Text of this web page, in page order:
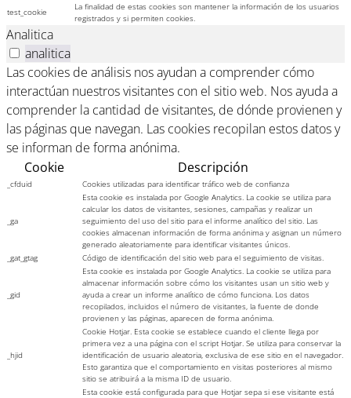
test_cookie
La finalidad de estas cookies son mantener la información de los usuarios
registrados y si permiten cookies.
Analitica
analitica
Las cookies de análisis nos ayudan a comprender cómo
interactúan nuestros visitantes con el sitio web. Nos ayuda a
comprender la cantidad de visitantes, de dónde provienen y
las páginas que navegan. Las cookies recopilan estos datos y
se informan de forma anónima.
Cookie
Descripción
_cfduid Cookies utilizadas para identificar tráfico web de confianza
_ga
Esta cookie es instalada por Google Analytics. La cookie se utiliza para
calcular los datos de visitantes, sesiones, campañas y realizar un
seguimiento del uso del sitio para el informe analítico del sitio. Las
cookies almacenan información de forma anónima y asignan un número
generado aleatoriamente para identificar visitantes únicos.
_gat_gtag
Código de identificación del sitio web para el seguimiento de visitas.
_gid
Esta cookie es instalada por Google Analytics. La cookie se utiliza para
almacenar información sobre cómo los visitantes usan un sitio web y
ayuda a crear un informe analítico de cómo funciona. Los datos
recopilados, incluidos el número de visitantes, la fuente de donde
provienen y las páginas, aparecen de forma anónima.
_hjid
Cookie Hotjar. Esta cookie se establece cuando el cliente llega por
primera vez a una página con el script Hotjar. Se utiliza para conservar la
identificación de usuario aleatoria, exclusiva de ese sitio en el navegador.
Esto garantiza que el comportamiento en visitas posteriores al mismo
sitio se atribuirá a la misma ID de usuario.
Esta cookie está configurada para que Hotjar sepa si ese visitante está